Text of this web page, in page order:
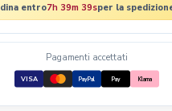
entro7h 39m 38sper la
Pagamenti accettati
VISA PayPal Pay Klarna